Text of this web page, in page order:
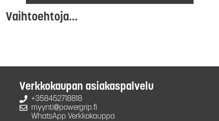
Vaihtoehtoja...
Verkkokaupan asiakaspalvelu
+358452718818
myynti@powergrip.fi
WhatsApp Verkkokauppa